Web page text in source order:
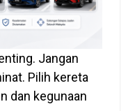
Jangan
Pilih kereta
dan kegunaan